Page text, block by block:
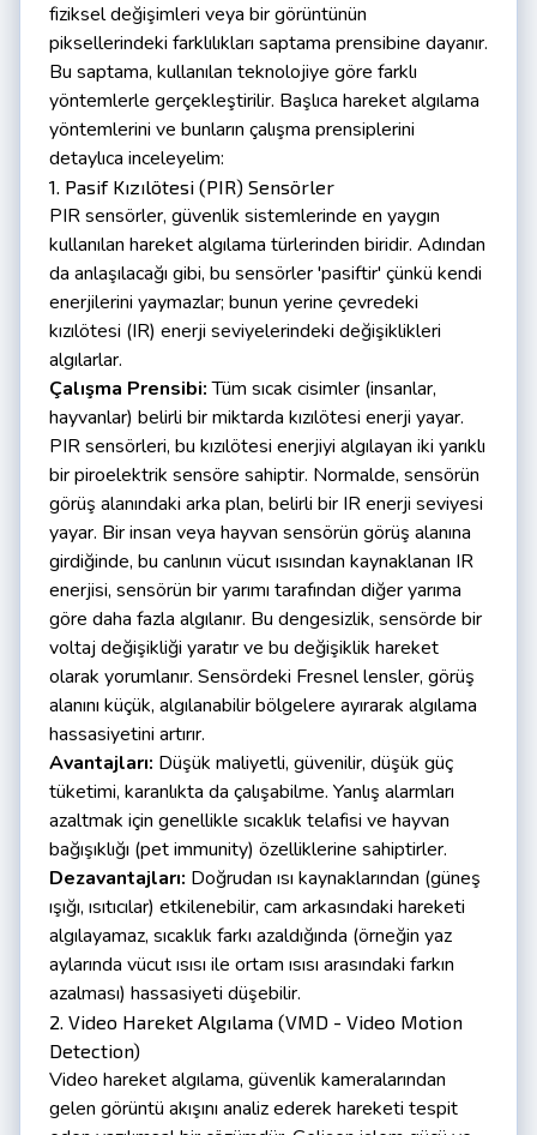
fiziksel değişimleri veya bir görüntünün
piksellerindeki farklılıkları saptama prensibine dayanır.
Bu saptama, kullanılan teknolojiye göre farklı
yöntemlerle gerçekleştirilir. Başlıca hareket algılama
yöntemlerini ve bunların çalışma prensiplerini
detaylıca inceleyelim:
1. Pasif Kızılötesi (PIR) Sensörler
PIR sensörler, güvenlik sistemlerinde en yaygın
kullanılan hareket algılama türlerinden biridir. Adından
da anlaşılacağı gibi, bu sensörler 'pasiftir' çünkü kendi
enerjilerini yaymazlar; bunun yerine çevredeki
kızılötesi (IR) enerji seviyelerindeki değişiklikleri
algılarlar.
Çalışma Prensibi:Tüm sıcak cisimler (insanlar,
hayvanlar) belirli bir miktarda kızılötesi enerji yayar.
PIR sensörleri, bu kızılötesi enerjiyi algılayan iki yarıklı
bir piroelektrik sensöre sahiptir. Normalde, sensörün
görüş alanındaki arka plan, belirli bir IR enerji seviyesi
yayar. Bir insan veya hayvan sensörün görüş alanına
girdiğinde, bu canlının vücut ısısından kaynaklanan IR
enerjisi, sensörün bir yarımı tarafından diğer yarıma
göre daha fazla algılanır. Bu dengesizlik, sensörde bir
voltaj değişikliği yaratır ve bu değişiklik hareket
olarak yorumlanır. Sensördeki Fresnel lensler, görüş
alanını küçük, algılanabilir bölgelere ayırarak algılama
hassasiyetini artırır.
Avantajları: Düşük maliyetli, güvenilir, düşük güç
tüketimi, karanlıkta da çalışabilme. Yanlış alarmları
azaltmak için genellikle sıcaklık telafisi ve hayvan
bağışıklığı (pet immunity) özelliklerine sahiptirler.
Dezavantajları: Doğrudan ısı kaynaklarından (güneş
ışığı, ısıtıcılar) etkilenebilir, cam arkasındaki hareketi
algılayamaz, sıcaklık farkı azaldığında (örneğin yaz
aylarında vücut ısısı ile ortam ısısı arasındaki farkın
azalması) hassasiyeti düşebilir.
2. Video Hareket Algılama (VMD - Video Motion
Detection)
Video hareket algılama, güvenlik kameralarından
gelen görüntü akışını analiz ederek hareketi tespit